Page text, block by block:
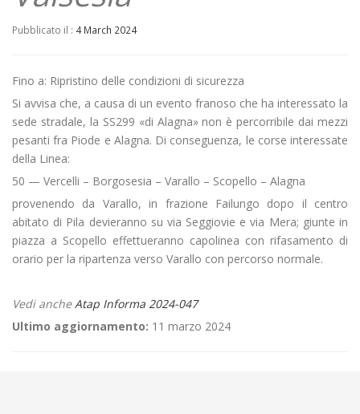
Pubblicato il : 4 March 2024
Fino a: Ripristino delle condizioni di sicurezza
Si avvisa che, a causa di un evento franoso che ha interessato la
sede stradale, la SS299 «di Alagna» non è percorribile dai mezzi
pesanti fra Piode e Alagna. Di conseguenza, le corse interessate
della Linea:
50 — Vercelli – Borgosesia – Varallo – Scopello – Alagna
provenendo da Varallo, in frazione Failungo dopo il centro
abitato di Pila devieranno su via Seggiovie e via Mera; giunte in
piazza a Scopello effettueranno capolinea con rifasamento di
orario per la ripartenza verso Varallo con percorso normale.
Vedi ancheAtap Informa 2024-047
Ultimo aggiornamento: 11 marzo 2024